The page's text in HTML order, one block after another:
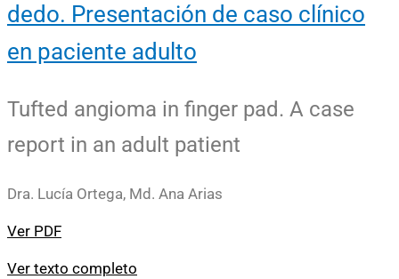
dedo. Presentación de caso clínico
en paciente adulto
Tufted angioma in finger pad. A case
report in an adult patient
Dra. Lucía Ortega, Md. Ana Arias
Ver PDF
Ver texto completo